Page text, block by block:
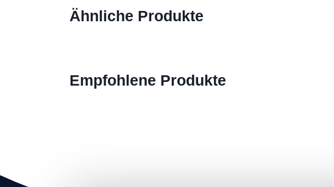
Ähnliche Produkte
Empfohlene Produkte